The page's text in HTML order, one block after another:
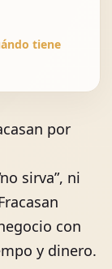
por
sirva”, ni
con
y dinero.
tiene